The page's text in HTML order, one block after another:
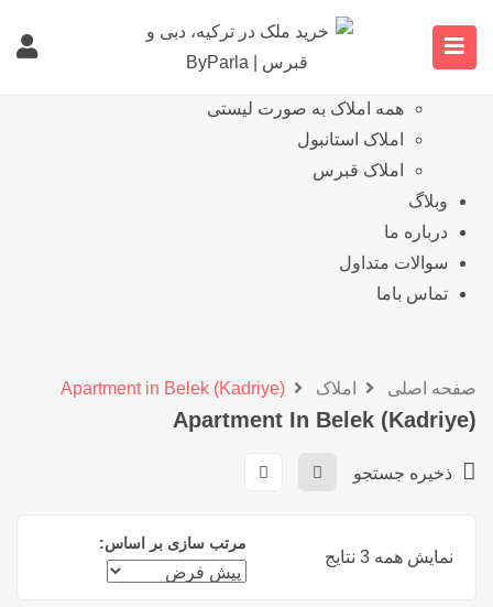
نمایش املاک
همه املاک به صورت لیستی
املاک استانبول
املاک قبرس
وبلاگ
درباره ما
سوالات متداول
تماس باما
صفحه اصلی املاک Apartment in Belek (Kadriye)
Apartment In Belek (Kadriye)
ذخیره جستجو
نمایش همه 3 نتایج
مرتب سازی بر اساس: